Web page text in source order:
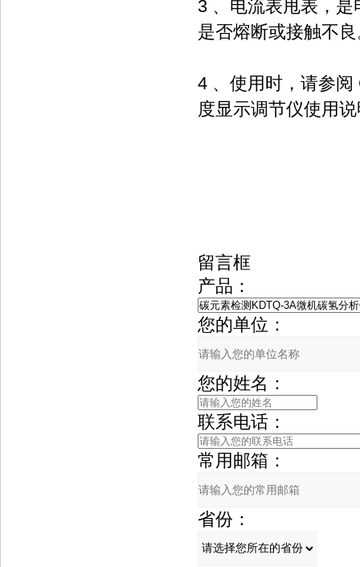
3 、电流表甩表，
是否熔断或接触不
4 、使用时，请参
度显示调节仪使用
留言框
产品：
您的单位：
您的姓名：
联系电话：
常用邮箱：
省份：